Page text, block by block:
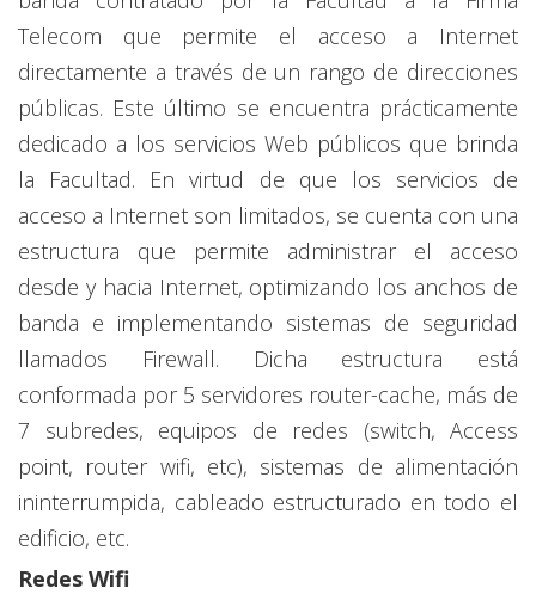
Telecom que permite el acceso a Internet
directamente a través de un rango de direcciones
públicas. Este último se encuentra prácticamente
dedicado a los servicios Web públicos que brinda
la Facultad. En virtud de que los servicios de
acceso a Internet son limitados, se cuenta con una
estructura que permite administrar el acceso
desde y hacia Internet, optimizando los anchos de
banda e implementando sistemas de seguridad
llamados Firewall. Dicha estructura está
conformada por 5 servidores router-cache, más de
7 subredes, equipos de redes (switch, Access
point, router wifi, etc), sistemas de alimentación
ininterrumpida, cableado estructurado en todo el
edificio, etc.
Redes Wifi